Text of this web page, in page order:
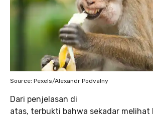
Source: Pexels/Alexandr Podvalny
Dari penjelasan di
atas, terbukti bahwa sekadar